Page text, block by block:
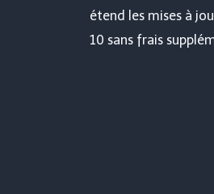
de
étend les mises à
10 sans frais